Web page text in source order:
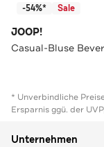
-54%* Sale
JOOP!
* Unverbindliche
Ersparnis ggü. der
Unternehmen